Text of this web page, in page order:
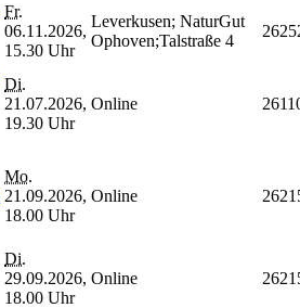
Fr.
06.11.2026,
15.30 Uhr
Leverkusen; NaturGut
Ophoven;Talstraße 4
Di.
21.07.2026,
19.30 Uhr
Online
Mo.
21.09.2026,
18.00 Uhr
Online
Di.
29.09.2026,
18.00 Uhr
Online